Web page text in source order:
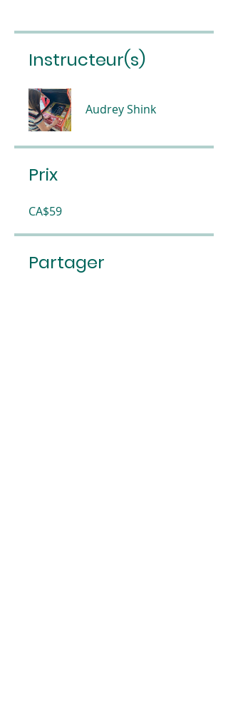
Instructeur(s)
Audrey Shink
Prix
CA$59
Partager